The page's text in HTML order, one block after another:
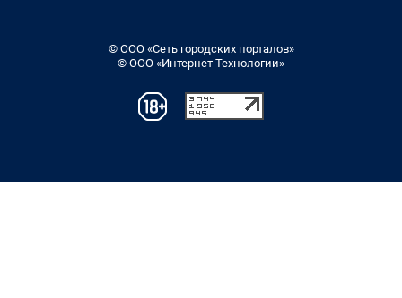
© ООО «Сеть городских порталов»
© ООО «Интернет Технологии»